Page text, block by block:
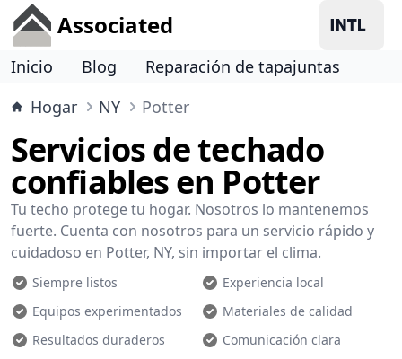
Associated
Inicio Blog
Reparación de tapajuntas
Hogar
NY Potter
Servicios de techado
confiables en Potter
Tu techo protege tu hogar. Nosotros lo mantenemos
fuerte. Cuenta con nosotros para un servicio rápido y
cuidadoso en Potter, NY, sin importar el clima.
Siempre listos
Experiencia local
Equipos experimentados
Materiales de calidad
Resultados duraderos
Comunicación clara